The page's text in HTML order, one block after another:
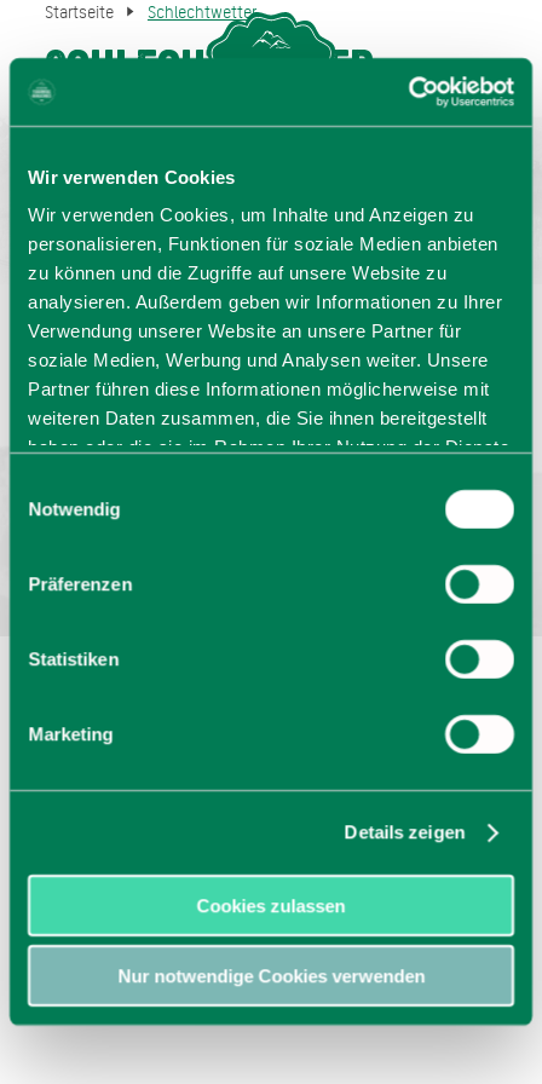
Wir verwenden Cookies
Wir verwenden Cookies, um Inhalte und Anzeigen zu
personalisieren, Funktionen für soziale Medien anbieten
zu können und die Zugriffe auf unsere Website zu
analysieren. Außerdem geben wir Informationen zu Ihrer
Verwendung unserer Website an unsere Partner für
soziale Medien, Werbung und Analysen weiter. Unsere
Partner führen diese Informationen möglicherweise mit
weiteren Daten zusammen, die Sie ihnen bereitgestellt
haben oder die sie im Rahmen Ihrer Nutzung der Dienste
Cookies, wenn Sie unsere Webseite weiterhin nutzen.
Notwendig
Präferenzen
Statistiken
Marketing
Details zeigen
Cookies zulassen
Nur notwendige Cookies verwenden
Startseite Schlechtwetter
Schlechtwetter
Sprache wählen:DE EN IT
Barrierefrei reisen Filmregion
Prospekte
Kontakt
Impressum
Datenschutz
Bayern - traditionell anders
GASTGEBERSUCHE